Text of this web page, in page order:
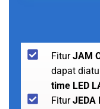
FiturJAM
dapat
time LED
FiturJEDA